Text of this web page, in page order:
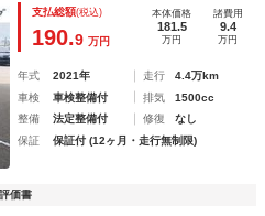
支払総額(税込)
190.9 万円
本体価格
181.5
万円
諸費用
9.4
万円
年式 2021年 走行
4.4万km
車検
車検整備付 排気
1500cc
整備
法定整備付 修復
なし
保証
保証付 (12ヶ月・走行無制限)
価書